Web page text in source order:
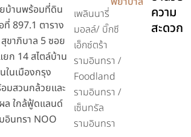
บ้านพร้อมที่ดิน
ที่ 897.1 ตาราง
สุขาภิบาล 5 ซอย
ยก 14 สไตล์บ้าน
ในเมืองกรุง
มสวนกล้วยและ
ล ใกล้ฟู้ดแลนด์
อินทรา NOO
เพลินนารี่
มอลล์/ บิ๊กซี
เอ็กซ์ตร้า
รามอินทรา /
Foodland
รามอินทรา /
เซ็นทรัล
รามอินทรา
ความ
สะดวก